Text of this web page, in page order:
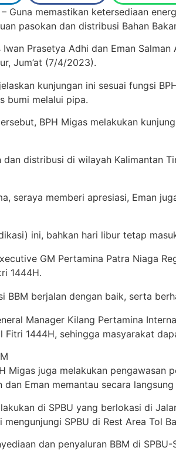
– Guna memastikan ketersediaan
pasokan dan distribusi Bahan
Prasetya Adhi dan Eman
Jum’at (7/4/2023).
kunjungan ini sesuai fungsi
bumi melalui pipa.
BPH Migas melakukan
dan distribusi di wilayah Kalimantan
seraya memberi apresiasi, Eman
ini, bahkan hari libur tetap
GM Pertamina Patra Niaga
1444H.
BBM berjalan dengan baik, serta
Manager Kilang Pertamina
Fitri 1444H, sehingga masyarakat
Migas juga melakukan pengawasan
dan Eman memantau secara
di SPBU yang berlokasi di
mengunjungi SPBU di Rest Area Tol
dan penyaluran BBM di